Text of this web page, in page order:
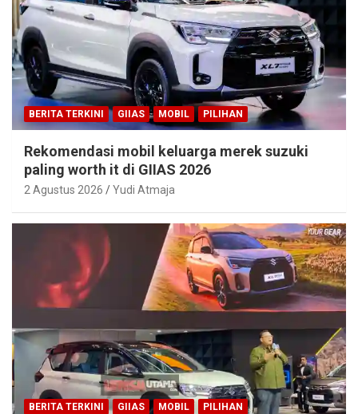
BERITA TERKINI GIIAS MOBIL PILIHAN
Rekomendasi mobil keluarga merek suzuki
paling worth it di GIIAS 2026
2 Agustus 2026 Yudi Atmaja
BERITA TERKINI GIIAS MOBIL PILIHAN